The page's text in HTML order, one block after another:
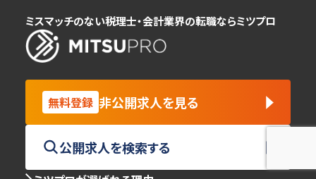
ミスマッチのない税理士・会計業界の転職ならミツプロ
無料登録 非公開求人を見る
公開求人を検索する